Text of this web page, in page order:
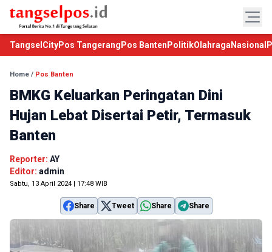
TangselCityPos Tangerang Pos Banten PolitikOlahraga Nasional
Home / Pos Banten
BMKG Keluarkan Peringatan Dini
Hujan Lebat Disertai Petir, Termasuk
Banten
Reporter: AY
Editor: admin
Sabtu, 13 April 2024 | 17:48 WIB
Share Tweet Share Share